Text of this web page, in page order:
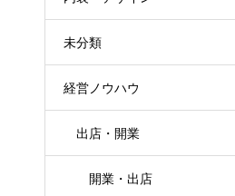
未分類
経営ノウハウ
出店・開業
開業・出店